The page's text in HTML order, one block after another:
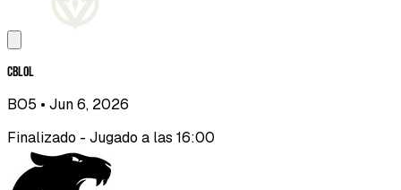
CBLOL
BO5 • Jun 6, 2026
Finalizado - Jugado a las 16:00